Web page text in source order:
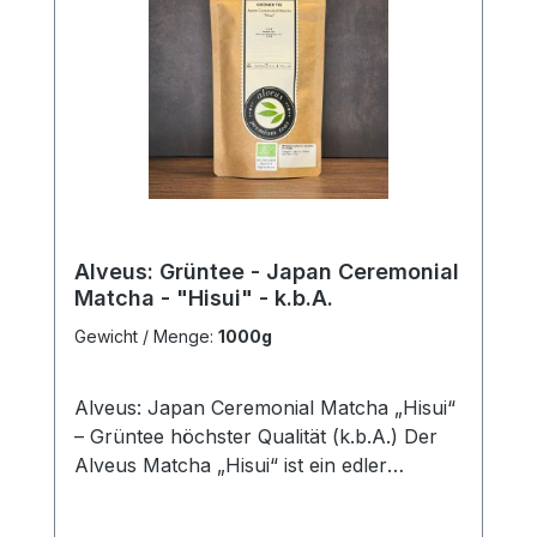
Matcha-Grüntee aus Japan, kontrolliert
biologischer Anbau (k.b.A.)
Alveus: Grüntee - Japan Ceremonial
Matcha - "Hisui" - k.b.A.
Gewicht / Menge: 1000g
Alveus: Japan Ceremonial Matcha „Hisui“
– Grüntee höchster Qualität (k.b.A.) Der
Alveus Matcha „Hisui“ ist ein edler